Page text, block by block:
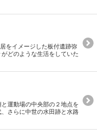
イメージした板付遺跡弥
どのような生活をしていた
運動場の中央部の２地点を
さらに中世の水田跡と水路